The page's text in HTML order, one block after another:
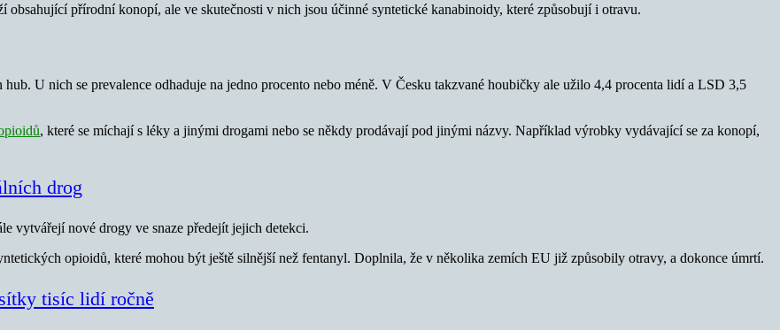
přírodní konopí, ale ve skutečnosti v nich jsou účinné syntetické kanabinoidy, které způsobují i otravu.
U nich se prevalence odhaduje na jedno procento nebo méně. V Česku takzvané houbičky ale užilo 4,4 procenta lidí a LSD 3,5
, které se míchají s léky a jinými drogami nebo se někdy prodávají pod jinými názvy. Například výrobky vydávající se za konopí,
drog
vytvářejí nové drogy ve snaze předejít jejich detekci.
opioidů, které mohou být ještě silnější než fentanyl. Doplnila, že v několika zemích EU již způsobily otravy, a dokonce úmrtí.
tisíc lidí ročně